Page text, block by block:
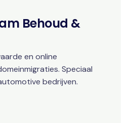
Behoud &
en online
Speciaal
bedrijven.